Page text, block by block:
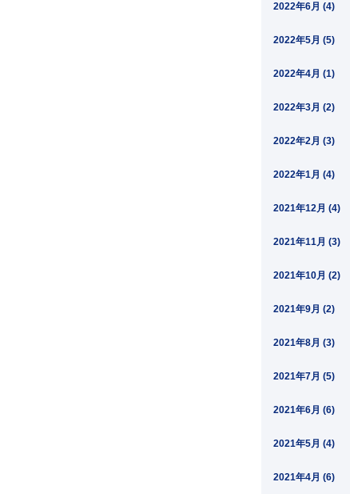
2022年6月 (4)
2022年5月 (5)
2022年4月 (1)
2022年3月 (2)
2022年2月 (3)
2022年1月 (4)
2021年12月 (4)
2021年11月 (3)
2021年10月 (2)
2021年9月 (2)
2021年8月 (3)
2021年7月 (5)
2021年6月 (6)
2021年5月 (4)
2021年4月 (6)